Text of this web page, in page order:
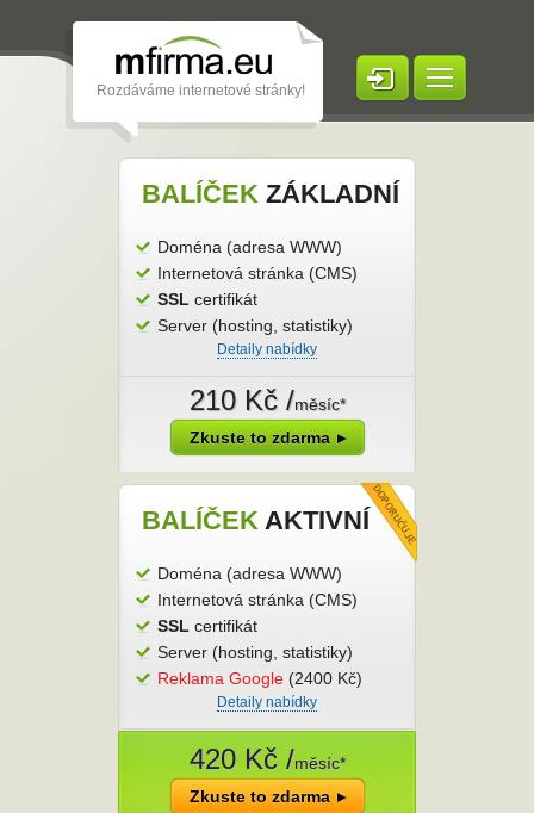
Rozdáváme internetové stránky!
Reklama na Google
Ceník
Internetový obchod
Stránky klientů
Příručky
BALÍČEK ZÁKLADNÍ
Doména (adresa WWW)
Internetová stránka (CMS)
SSL certifikát
Server (hosting, statistiky)
Detaily nabídky
210 Kč /měsíc*
Zkuste to zdarma
BALÍČEK AKTIVNÍ
Doména (adresa WWW)
Internetová stránka (CMS)
SSL certifikát
Server (hosting, statistiky)
Reklama Google (2400 Kč)
Detaily nabídky
420 Kč /měsíc*
Zkuste to zdarma